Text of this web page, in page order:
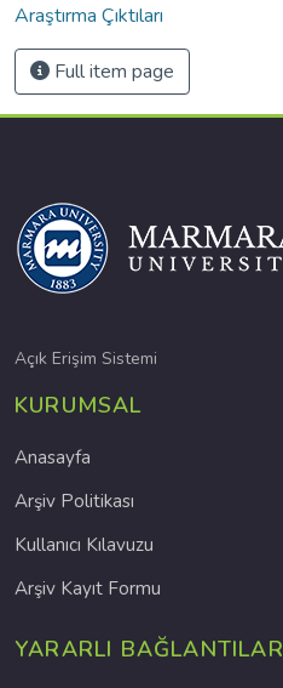
Araştırma Çıktıları
Full item page
Açık Erişim Sistemi
KURUMSAL
Anasayfa
Arşiv Politikası
Kullanıcı Kılavuzu
Arşiv Kayıt Formu
YARARLI BAĞLANTILAR